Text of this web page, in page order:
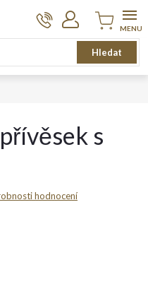
Hledat
Nákupní
košík
s
hodnocení